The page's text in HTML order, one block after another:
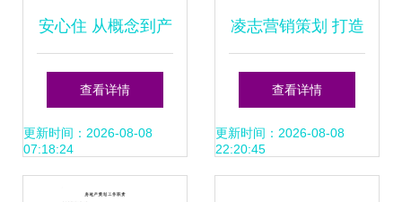
安心住 从概念到产
品的全链路落地之
道
查看详情
更新时间：2026-08-08
07:18:24
凌志营销策划 打造
高转化营销型网页
的专家服务
查看详情
更新时间：2026-08-08
22:20:45